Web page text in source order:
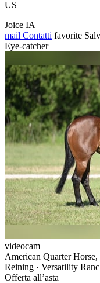
US
Joice IA
mail Contatti favorite
Eye-catcher
videocam
American Quarter
Reining · Versatility
Offerta all’asta